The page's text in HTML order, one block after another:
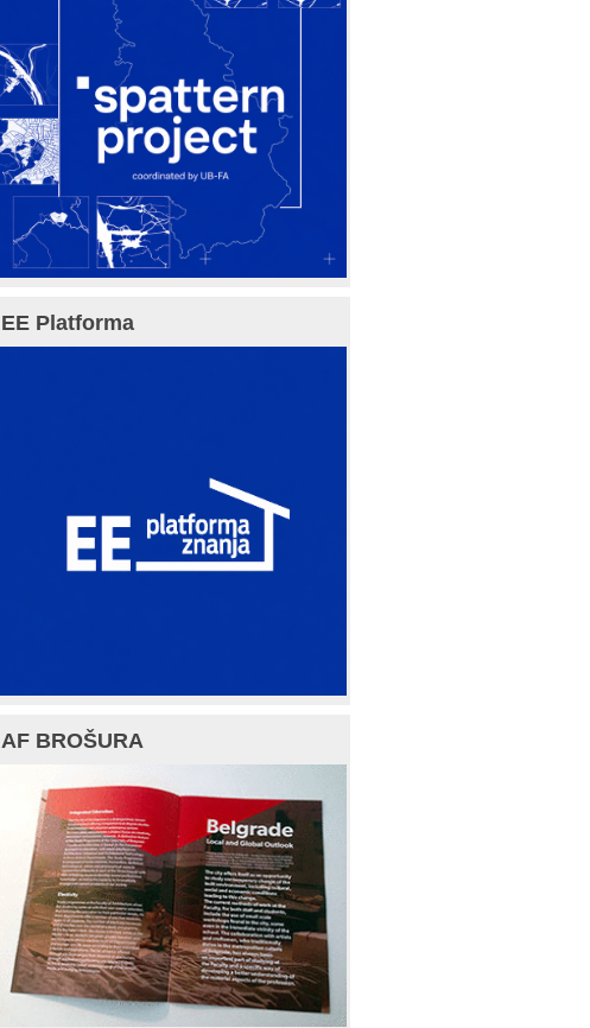
EE Platforma
AF BROŠURA